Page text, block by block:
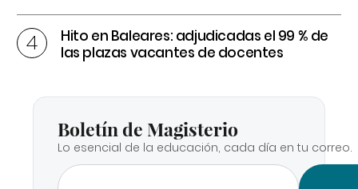
Hito en Baleares: adjudicadas el 99 % de
las plazas vacantes de docentes
Boletín de Magisterio
Lo esencial de la educación, cada día en tu correo.